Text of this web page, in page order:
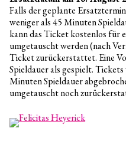
Falls der geplante
weniger als 45 Minuten
kann das Ticket kostenlos für
umgetauscht werden (nach
Ticket zurückerstattet. Eine
Spieldauer als gespielt.
Minuten Spieldauer
umgetauscht noch